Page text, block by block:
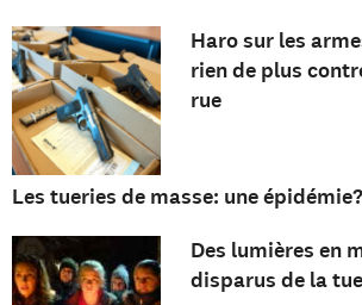
Haro sur les
rien de plus
rue
Les tueries de masse: une épidémie?
Des lumières en
disparus de la